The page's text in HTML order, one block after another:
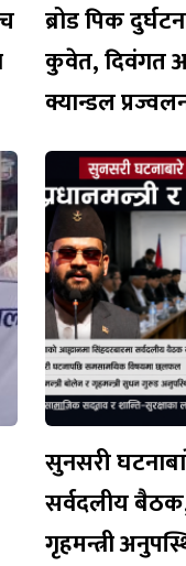
ब्रोड पिक
कुवेत, दिवंगत
क्यान्डल
सुनसरी
सर्वदलीय बैठक,
गृहमन्त्री